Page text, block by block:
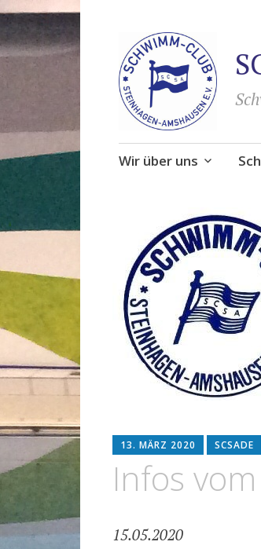
Zum
Wir über uns
13. MÄRZ 2020 SCSADE
Infos
15.05.2020